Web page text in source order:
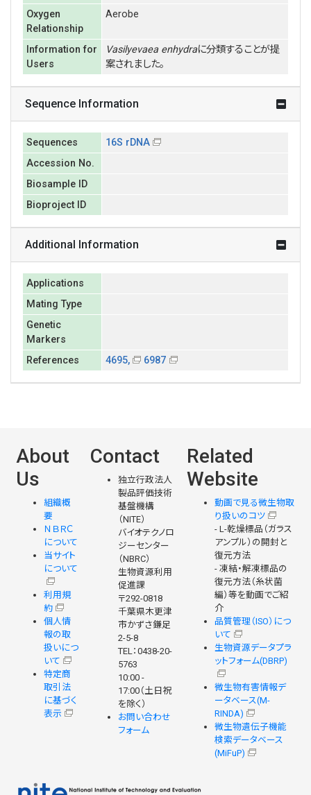
Oxygen
Relationship
Aerobe
Information for
Users
Vasilyevaea enhydraに分類することが提
案されました。
Sequence Information
Sequences
16S rDNA
Accession No.
Biosample ID
Bioproject ID
Additional Information
Applications
Mating Type
Genetic
Markers
References
4695, 6987
About
Us
組織概
要
ＮＢＲＣ
について
当サイト
について
利用規
約
個人情
報の取
扱いにつ
いて
特定商
取引法
に基づく
表示
Contact
独立行政法人
製品評価技術
基盤機構
（NITE）
バイオテクノロ
ジーセンター
（NBRC）
生物資源利用
促進課
〒292-0818
千葉県木更津
市かずさ鎌足
2-5-8
TEL：0438-20-
5763
10:00 -
17:00（土日祝
を除く）
お問い合わせ
フォーム
Related
Website
動画で見る微生物取
り扱いのコツ
- L-乾燥標品（ガラス
アンプル）の開封と
復元方法
- 凍結・解凍標品の
復元方法（糸状菌
編）等を動画でご紹
介
品質管理（ISO）につ
いて
生物資源データプラ
ットフォーム(DBRP)
微生物有害情報デ
ータベース(M-
RINDA)
微生物遺伝子機能
検索データベース
(MiFuP)